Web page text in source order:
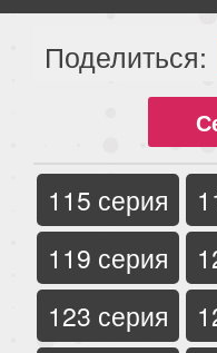
Поделиться:
115 серия
119 серия
123 серия